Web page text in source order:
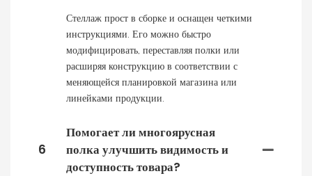
Стеллаж прост в сборке и оснащен четкими
инструкциями. Его можно быстро
модифицировать, переставляя полки или
расширяя конструкцию в соответствии с
меняющейся планировкой магазина или
линейками продукции.
6
Помогает ли многоярусная
полка улучшить видимость и
доступность товара?